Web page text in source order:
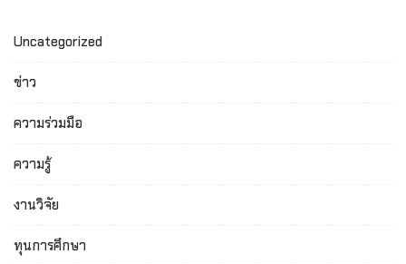
Uncategorized
ข่าว
ความร่วมมือ
ความรู้
งานวิจัย
ทุนการศึกษา